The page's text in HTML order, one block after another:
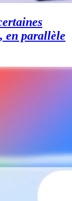
en parallèle